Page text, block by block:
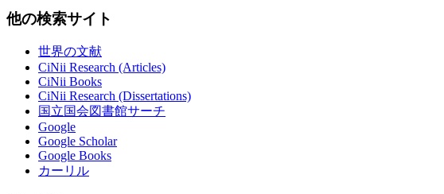
他の検索サイト
世界の文献
CiNii Research (Articles)
CiNii Books
CiNii Research (Dissertations)
国立国会図書館サーチ
Google
Google Scholar
Google Books
カーリル